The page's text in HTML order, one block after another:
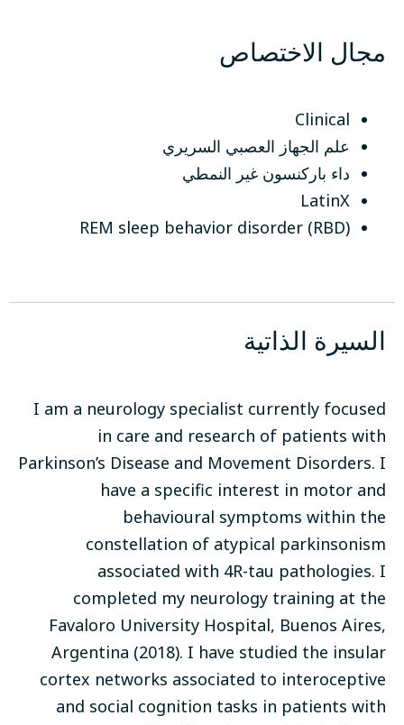
مجال الاختصاص
Clinical
علم الجهاز العصبي السريري
داء باركنسون غير النمطي
LatinX
REM sleep behavior disorder (RBD)
السيرة الذاتية
I am a neurology specialist currently focused
in care and research of patients with
Parkinson’s Disease and Movement Disorders. I
have a specific interest in motor and
behavioural symptoms within the
constellation of atypical parkinsonism
associated with 4R-tau pathologies. I
completed my neurology training at the
Favaloro University Hospital, Buenos Aires,
Argentina (2018). I have studied the insular
cortex networks associated to interoceptive
and social cognition tasks in patients with